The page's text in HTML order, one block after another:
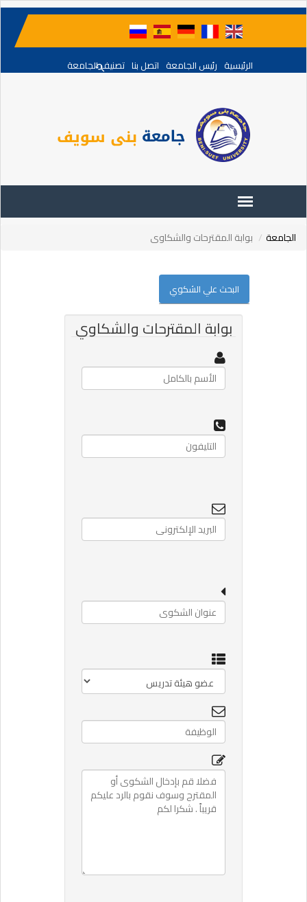
الرئيسية رئيس الجامعة اتصل بنا تصنيف الجامعة
الجامعة بوابة المقترحات والشكاوى
البحث علي الشكوي
بوابة المقترحات والشكاوي